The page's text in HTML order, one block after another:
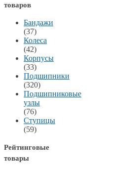
товаров
Бандажи
(37)
Колеса
(42)
Корпусы
(33)
Подшипники
(320)
Подшипниковые
узлы
(76)
Ступицы
(59)
Рейтинговые
товары